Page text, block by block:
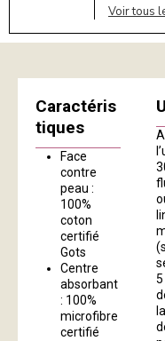
Voir tous
Caractéris
tiques
Face
contre
peau :
100%
coton
certifié
Gots
Centre
absorbant
: 100%
microfibre
certifié